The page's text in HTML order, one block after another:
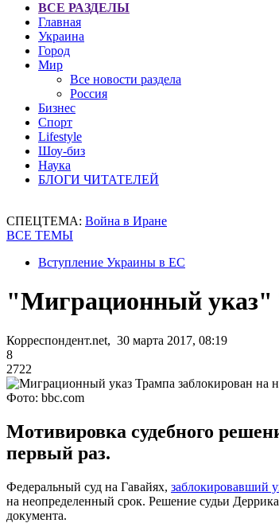
ВСЕ РАЗДЕЛЫ
Главная
Украина
Город
Мир
Все новости раздела
Россия
Бизнес
Спорт
Lifestyle
Шоу-биз
Наука
БЛОГИ ЧИТАТЕЛЕЙ
СПЕЦТЕМА: Война в Иране
ВСЕ ТЕМЫ
Вступление Украины в ЕС
"Миграционный указ"
Корреспондент.net, 30 марта 2017, 08:19
8
2722
Фото: bbc.com
Мотивировка судебного
первый раз.
Федеральный суд на Гавайях, заблокировавший
на неопределенный срок. Решение судьи
документа.